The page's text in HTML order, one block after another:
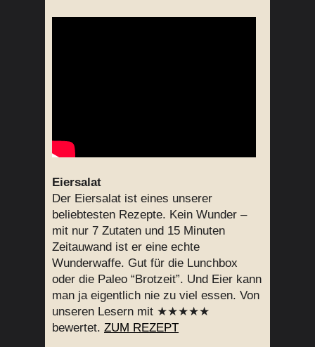
Eiersalat
Der Eiersalat ist eines unserer
beliebtesten Rezepte. Kein Wunder –
mit nur 7 Zutaten und 15 Minuten
Zeitauwand ist er eine echte
Wunderwaffe. Gut für die Lunchbox
oder die Paleo “Brotzeit”. Und Eier kann
man ja eigentlich nie zu viel essen. Von
unseren Lesern mit ★★★★★
bewertet. ZUM REZEPT